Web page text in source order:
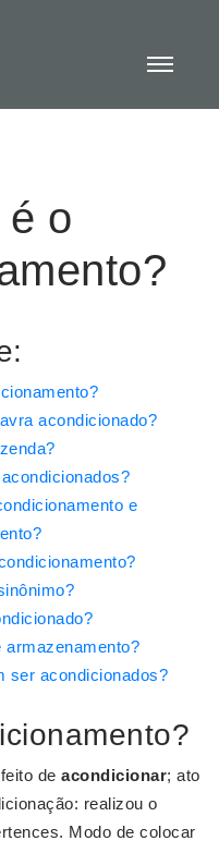
é o
acondicionado?
e
armazenamento?
ser acondicionados?
deacondicionar; ato
realizou o
Modo de colocar